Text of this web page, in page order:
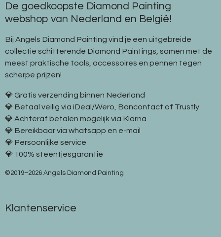
De goedkoopste Diamond Painting
webshop van Nederland en België!
Bij Angels Diamond Painting vind je een uitgebreide
collectie schitterende Diamond Paintings, samen met de
meest praktische tools, accessoires en pennen tegen
scherpe prijzen!
💎 Gratis verzending binnen Nederland
💎 Betaal veilig via iDeal/Wero, Bancontact of Trustly
💎 Achteraf betalen mogelijk via Klarna
💎 Bereikbaar via whatsapp en e-mail
💎 Persoonlijke service
💎 100% steentjesgarantie
©2019–2026 Angels Diamond Painting
Klantenservice